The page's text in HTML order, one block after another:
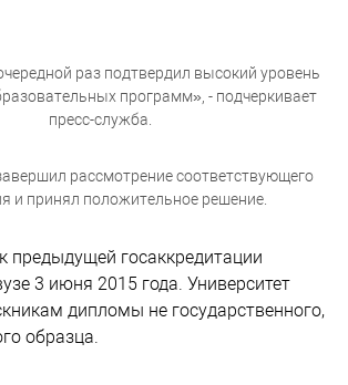
раз подтвердил высокий уровень
программ», - подчеркивает
пресс-служба.
рассмотрение соответствующего
и принял положительное решение.
предыдущей госаккредитации
3 июня 2015 года. Университет
дипломы не государственного,
образца.